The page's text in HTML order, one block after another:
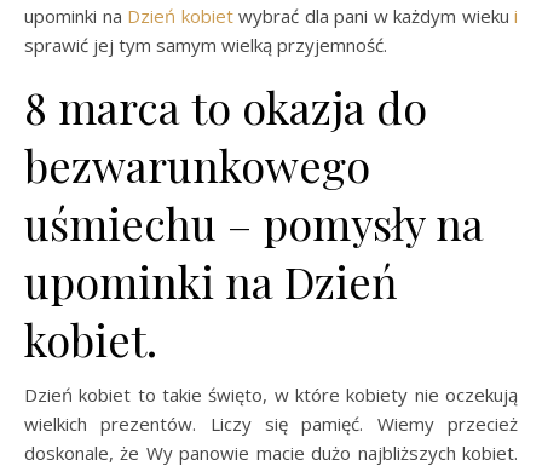
upominki na Dzień kobietwybrać dla pani w każdym wieku i
sprawić jej tym samym wielką przyjemność.
8 marca to okazja do
bezwarunkowego
uśmiechu – pomysły na
upominki na Dzień
kobiet.
Dzień kobiet to takie święto, w które kobiety nie oczekują
wielkich prezentów. Liczy się pamięć. Wiemy przecież
doskonale, że Wy panowie macie dużo najbliższych kobiet.